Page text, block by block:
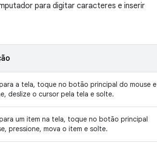
para digitar caracteres e inserir
a tela, toque no botão principal do mouse e
deslize o cursor pela tela e solte.
um item na tela, toque no botão principal
pressione, mova o item e solte.